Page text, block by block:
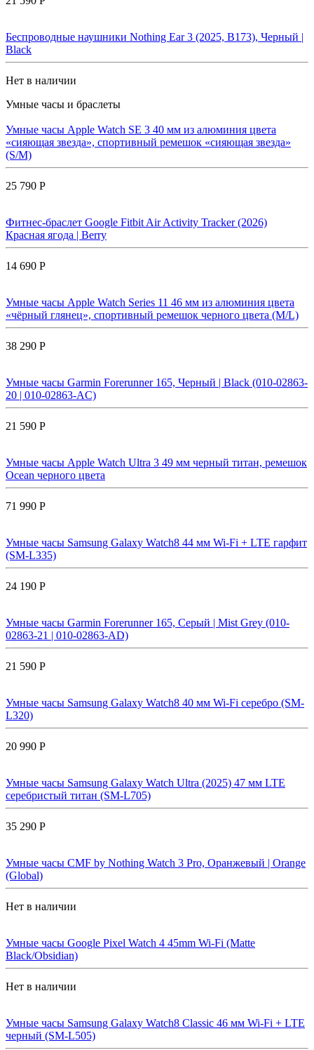
Беспроводные наушники Nothing Ear 3 (2025, B173), Черный |
Black
Нет в наличии
Умные часы и браслеты
Умные часы Apple Watch SE 3 40 мм из алюминия цвета
«сияющая звезда», спортивный ремешок «сияющая звезда»
(S/M)
25 790 Р
Фитнес-браслет Google Fitbit Air Activity Tracker (2026)
Красная ягода | Berry
14 690 Р
Умные часы Apple Watch Series 11 46 мм из алюминия цвета
«чёрный глянец», спортивный ремешок черного цвета (M/L)
38 290 Р
Умные часы Garmin Forerunner 165, Черный | Black (010-02863-
20 | 010-02863-AC)
21 590 Р
Умные часы Apple Watch Ultra 3 49 мм черный титан, ремешок
Ocean черного цвета
71 990 Р
Умные часы Samsung Galaxy Watch8 44 мм Wi-Fi + LTE гарфит
(SM-L335)
24 190 Р
Умные часы Garmin Forerunner 165, Серый | Mist Grey (010-
02863-21 | 010-02863-AD)
21 590 Р
Умные часы Samsung Galaxy Watch8 40 мм Wi-Fi серебро (SM-
L320)
20 990 Р
Умные часы Samsung Galaxy Watch Ultra (2025) 47 мм LTE
серебристый титан (SM-L705)
35 290 Р
Умные часы CMF by Nothing Watch 3 Pro, Оранжевый | Orange
(Global)
Нет в наличии
Умные часы Google Pixel Watch 4 45mm Wi-Fi (Matte
Black/Obsidian)
Нет в наличии
Умные часы Samsung Galaxy Watch8 Classic 46 мм Wi-Fi + LTE
черный (SM-L505)